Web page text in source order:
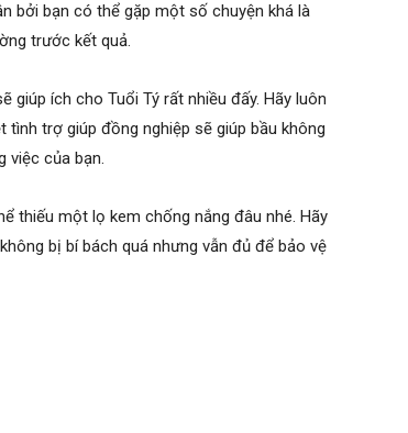
bởi bạn có thể gặp một số chuyện khá là
trước kết quả.
ích cho Tuổi Tý rất nhiều đấy. Hãy luôn
trợ giúp đồng nghiệp sẽ giúp bầu không
việc của bạn.
thiếu một lọ kem chống nắng đâu nhé. Hãy
bị bí bách quá nhưng vẫn đủ để bảo vệ